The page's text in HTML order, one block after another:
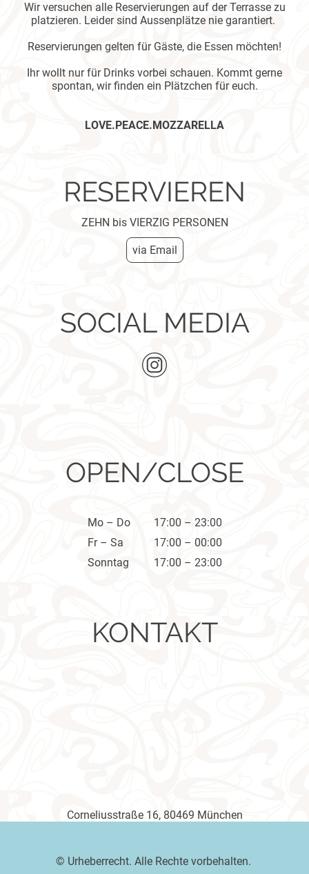
Wir versuchen alle Reservierungen auf der Terrasse zu
platzieren. Leider sind Aussenplätze nie garantiert.
Reservierungen gelten für Gäste, die Essen möchten!
Ihr wollt nur für Drinks vorbei schauen. Kommt gerne
spontan, wir finden ein Plätzchen für euch.
LOVE.PEACE.MOZZARELLA
RESERVIEREN
ZEHN bis VIERZIG PERSONEN
via Email
SOCIAL MEDIA
OPEN/CLOSE
Mo – Do
17:00 – 23:00
Fr – Sa
17:00 – 00:00
Sonntag
17:00 – 23:00
KONTAKT
Corneliusstraße 16, 80469 München
© Urheberrecht. Alle Rechte vorbehalten.